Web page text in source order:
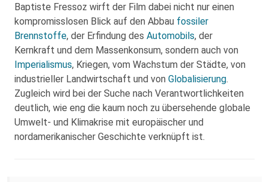
Baptiste Fressoz wirft der Film dabei nicht nur einen
kompromisslosen Blick auf den Abbau fossiler
Brennstoffe, der Erfindung des Automobils, der
Kernkraft und dem Massenkonsum, sondern auch von
Imperialismus, Kriegen, vom Wachstum der Städte, von
industrieller Landwirtschaft und von Globalisierung.
Zugleich wird bei der Suche nach Verantwortlichkeiten
deutlich, wie eng die kaum noch zu übersehende globale
Umwelt- und Klimakrise mit europäischer und
nordamerikanischer Geschichte verknüpft ist.